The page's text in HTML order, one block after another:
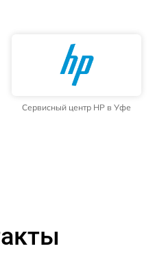
Сервисный центр HP в Уфе